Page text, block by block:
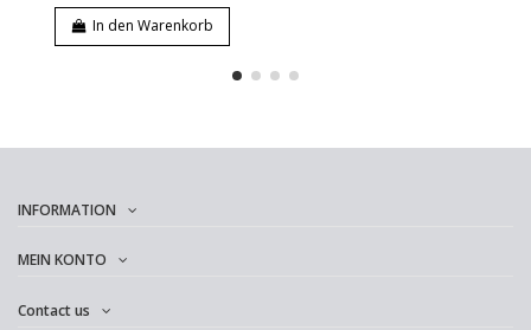
In den Warenkorb
INFORMATION
MEIN KONTO
Contact us